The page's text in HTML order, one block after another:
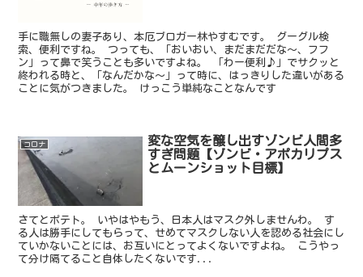
手に職無しの妻子あり、本厄ブロガー林やすむです。 グーグル検
索、便利ですね。 つっても、「おいおい、まだまだだな～、フフ
ン」って鼻で笑うことも多いですよね。 「わー便利♪」でサクッと
終われる時と、「なんだかな～」って時に、はっきりした違いがある
ことに気がつきました。 けっこう単純なことなんです
コロナ
変な空気を醸し出すゾンビ人間多
すぎ問題【ゾンビ・アポカリプス
とムーンショット目標】
さてとポテト。 いやはやもう、日本人はマスク外しませんわ。 す
る人は勝手にしてもらって、せめてマスクしない人を認める社会にし
ていかないことには、お互いにとってよくないですよね。 こうやっ
て分け隔てること自体したくないです...